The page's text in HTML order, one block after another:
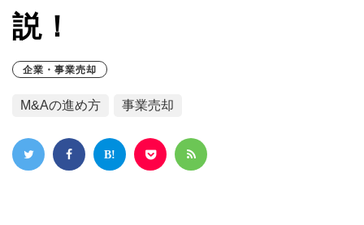
説！
企業・事業売却
M&Aの進め方 事業売却